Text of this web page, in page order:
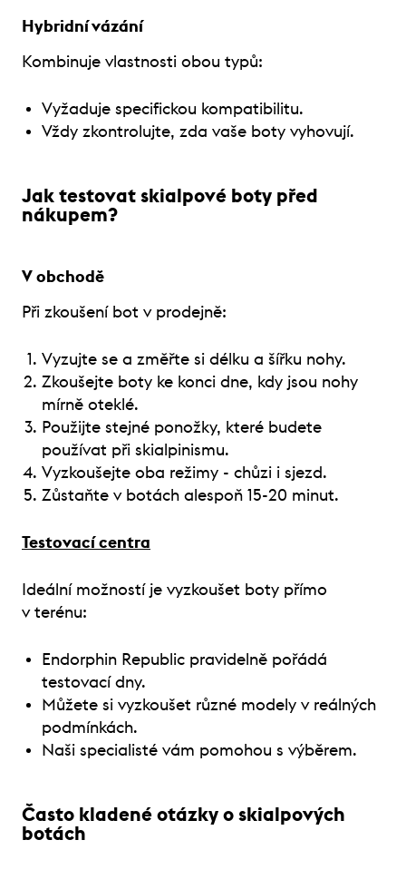
Hybridní vázání
Kombinuje vlastnosti obou typů:
Vyžaduje specifickou kompatibilitu.
Vždy zkontrolujte, zda vaše boty vyhovují.
Jak testovat skialpové boty před
nákupem?
V obchodě
Při zkoušení bot v prodejně:
Vyzujte se a změřte si délku a šířku nohy.
Zkoušejte boty ke konci dne, kdy jsou nohy
mírně oteklé.
Použijte stejné ponožky, které budete
používat při skialpinismu.
Vyzkoušejte oba režimy - chůzi i sjezd.
Zůstaňte v botách alespoň 15-20 minut.
Testovací centra
Ideální možností je vyzkoušet boty přímo
v terénu:
Endorphin Republic pravidelně pořádá
testovací dny.
Můžete si vyzkoušet různé modely v reálných
podmínkách.
Naši specialisté vám pomohou s výběrem.
Často kladené otázky o skialpových
botách